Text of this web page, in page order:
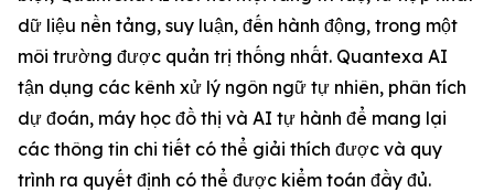
dữ liệu nền tảng, suy luận, đến hành động, trong một
môi trường được quản trị thống nhất. Quantexa AI
tận dụng các kênh xử lý ngôn ngữ tự nhiên, phân tích
dự đoán, máy học đồ thị và AI tự hành để mang lại
các thông tin chi tiết có thể giải thích được và quy
trình ra quyết định có thể được kiểm toán đầy đủ.